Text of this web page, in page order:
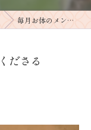
毎月お体のメンテナンスに来てくださる
ださる